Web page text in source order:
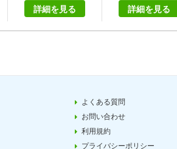
詳細を見る 詳細を見る
よくある質問
お問い合わせ
利用規約
プライバシーポリシー